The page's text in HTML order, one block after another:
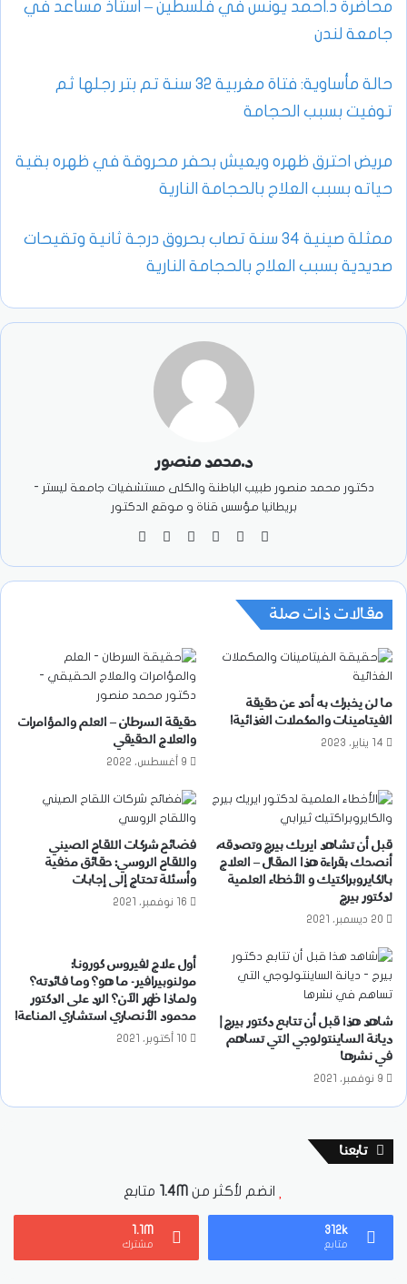
محاضرة د.احمد يونس في فلسطين – استاذ مساعد في
جامعة لندن
حالة مأساوية: فتاة مغربية 32 سنة تم بتر رجلها ثم
توفيت بسبب الحجامة
مريض احترق ظهره ويعيش بحفر محروقة في ظهره بقية
حياته بسبب العلاج بالحجامة النارية
ممثلة صينية 34 سنة تصاب بحروق درجة ثانية وتقيحات
صديدية بسبب العلاج بالحجامة النارية
د.محمد منصور
دكتور محمد منصور طبيب الباطنة والكلى مستشفيات جامعة ليستر -
بريطانيا مؤسس قناة و موقع الدكتور
موقع فيسبوك
‫X
‫YouTubeانستقرام
مقالات ذات صلة
ما لن يخبرك به أحد عن حقيقة
الفيتامينات والمكملات الغذائية!
14 يناير، 2023
حقيقة السرطان – العلم والمؤامرات
والعلاج الحقيقي
9 أغسطس، 2022
قبل أن تشاهد ايريك بيرج وتصدقه،
أنصحك بقراءة هذا المقال – العلاج
بالكايروبراكتيك و الأخطاء العلمية
لدكتور بيرج
20 ديسمبر، 2021
فضائح شركات اللقاح الصيني
واللقاح الروسي: حقائق مخفية
وأسئلة تحتاج إلى إجابات
16 نوفمبر، 2021
شاهد هذا قبل أن تتابع دكتور بيرج |
ديانة الساينتولوجي التي تساهم
في نشرها
9 نوفمبر، 2021
أول علاج لفيروس كورونا:
مولنوبيرافير- ما هو؟ وما فائدته؟
ولماذا ظهر الآن؟ الرد على الدكتور
محمود الأنصاري استشاري المناعة!
10 أكتوبر، 2021
تابعنا
انضم لأكثر من 1.4M متابع
312k
متابع
1.1M
مشترك